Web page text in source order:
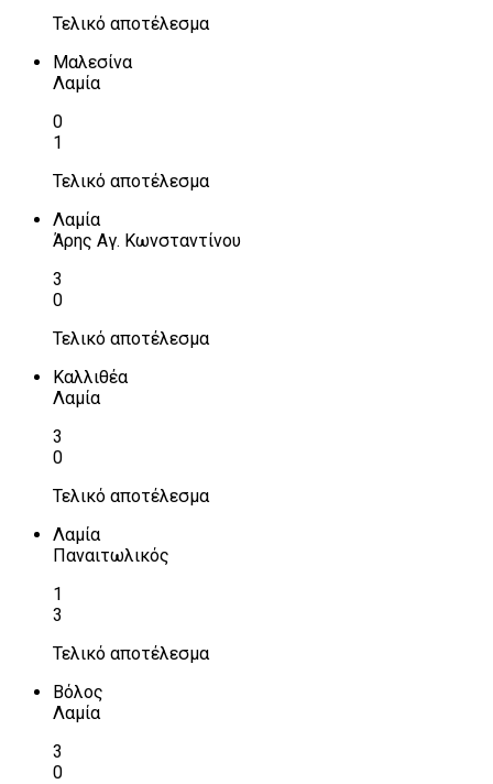
Τελικό αποτέλεσμα
Μαλεσίνα
Λαμία
0
1
Τελικό αποτέλεσμα
Λαμία
Άρης Αγ. Κωνσταντίνου
3
0
Τελικό αποτέλεσμα
Καλλιθέα
Λαμία
3
0
Τελικό αποτέλεσμα
Λαμία
Παναιτωλικός
1
3
Τελικό αποτέλεσμα
Βόλος
Λαμία
3
0